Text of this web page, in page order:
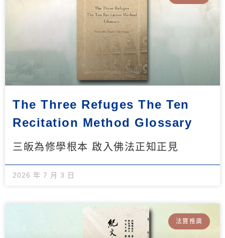
The Three Refuges The Ten
Recitation Method Glossary
三皈為修學根本 啟入佛法正知正見
2026 年 7 月 3 日
法寶推廣